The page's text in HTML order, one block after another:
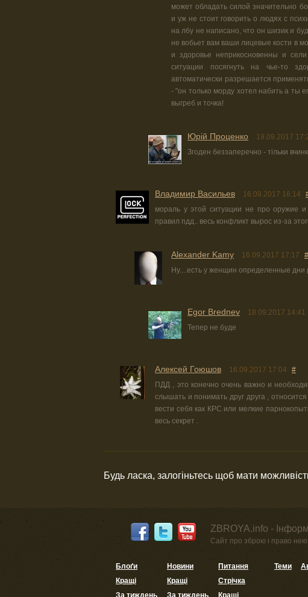
может обладать силой значительно
и уж не стоит говорить о людях с
на лбу не написано, что он шизик и
не вобьет вам ваши лицевые кости в
и здоровье неприкосновенны и
ситуации посягнуть на чье-то
автоматически разрешается
- "он только морду хотел набить а ты
выгреб и точка!
Юрiй Проценко 19.09.2017
Згоден беззаперечно - тільки
Владимир Васильев 16.09.2017 16:14
мораль у этой ситуации не про оружие
правил пдд.. весь конфликт вырос из-за
Alexander Kamy 16.09.2017 17:17 #
Ну....есть у женщин определенные дни
Egor Brednev 18.09.2017 14:41
Тепер не буде
Алексей Гоюшов 16.09.2017 17:04 #
ПДД , это конечно очень важно и
слышать и понимать друг друга ,
вести себя как КРС или мелкие
весь секрет .
Будь ласка, залогіньтесь щоб мати
ZBROYA.info -
Сайт про зброю і право нею
Блоґи
Кращі
За тиждень
Новини
Кращі
За тиждень
Питання
Стрічка
Кращі
Теми